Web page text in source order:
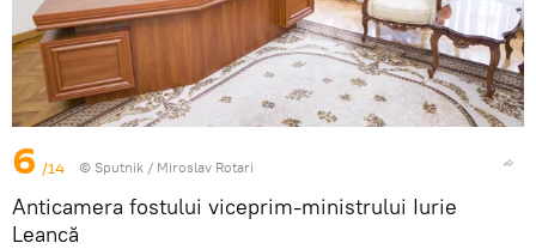
6 /14 © Sputnik / Miroslav Rotari
Anticamera fostului viceprim-ministrului Iurie
Leancă